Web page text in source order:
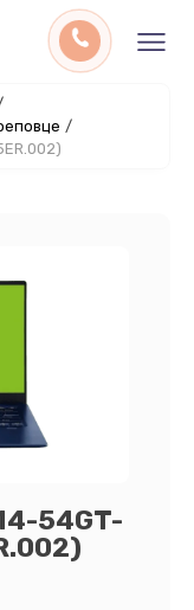
/
54GT-